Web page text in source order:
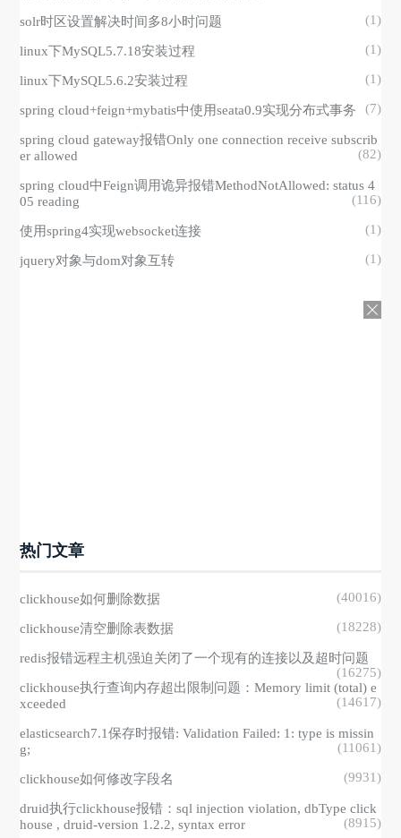
solr时区设置解决时间多8小时问题 (1)
linux下MySQL5.7.18安装过程 (1)
linux下MySQL5.6.2安装过程 (1)
spring cloud+feign+mybatis中使用seata0.9实现分布式事务 (7)
spring cloud gateway报错Only one connection receive subscrib
er allowed
(82)
spring cloud中Feign调用诡异报错MethodNotAllowed: status 4
05 reading
(116)
使用spring4实现websocket连接 (1)
jquery对象与dom对象互转 (1)
热门文章
clickhouse如何删除数据 (40016)
clickhouse清空删除表数据 (18228)
redis报错远程主机强迫关闭了一个现有的连接以及超时问题
(16275)
clickhouse执行查询内存超出限制问题：Memory limit (total) e
xceeded
(14617)
elasticsearch7.1保存时报错: Validation Failed: 1: type is missin
g;
(11061)
clickhouse如何修改字段名 (9931)
druid执行clickhouse报错：sql injection violation, dbType click
house , druid-version 1.2.2, syntax error
(8915)